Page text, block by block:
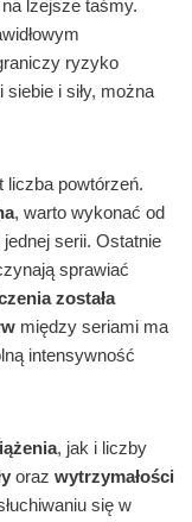
lżejsze taśmy.
ryzyko
i siły, można
liczba powtórzeń.
, warto wykonać od
serii. Ostatnie
sprawiać
została
między seriami ma
intensywność
, jak i liczby
oraz wytrzymałości
się w